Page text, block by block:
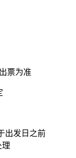
票为准
出发日之前
理